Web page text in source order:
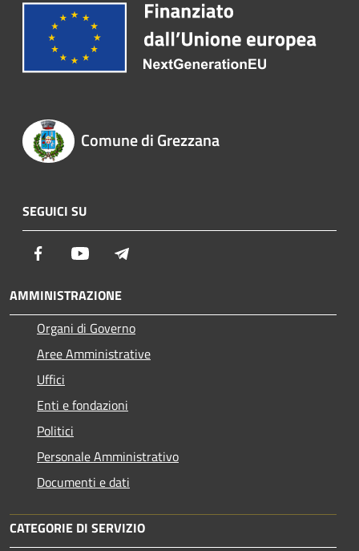
Comune di Grezzana
SEGUICI SU
Facebook Youtube
AMMINISTRAZIONE
Organi di Governo
Aree Amministrative
Uffici
Enti e fondazioni
Politici
Personale Amministrativo
Documenti e dati
CATEGORIE DI SERVIZIO